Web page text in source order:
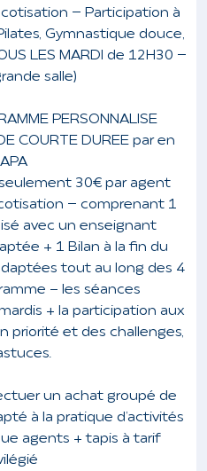
– Participation à
Gymnastique douce,
LES MARDI de 12H30 –
salle)
PERSONNALISE
COURTE DUREE par en
30€ par agent
– comprenant 1
avec un enseignant
+ 1 Bilan à la fin du
tout au long des 4
- les séances
+ la participation aux
priorité et des challenges,
un achat groupé de
à la pratique d’activités
agents + tapis à tarif